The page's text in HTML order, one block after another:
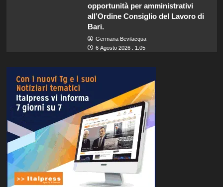
opportunità per amministrativi
all’Ordine Consiglio del Lavoro di
Bari.
Germana Bevilacqua
6 Agosto 2026 : 1:05